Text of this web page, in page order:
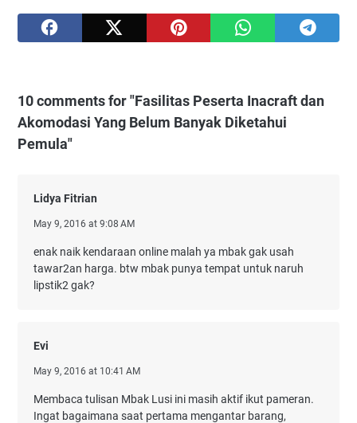
10 comments for "Fasilitas Peserta Inacraft dan
Akomodasi Yang Belum Banyak Diketahui
Pemula"
Lidya Fitrian
May 9, 2016 at 9:08 AM
enak naik kendaraan online malah ya mbak gak usah
tawar2an harga. btw mbak punya tempat untuk naruh
lipstik2 gak?
Evi
May 9, 2016 at 10:41 AM
Membaca tulisan Mbak Lusi ini masih aktif ikut pameran.
Ingat bagaimana saat pertama mengantar barang,